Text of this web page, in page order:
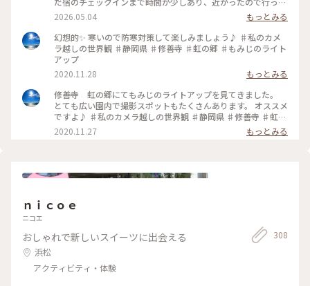
みました💡 修善寺虹の郷にはイギリス村、カナダ村、インデ
ィアン砦、フェアリーガーデン、日本庭園、伊豆の村、匠の村
などのエリアがあります。 なかなかの広さでかなり歩きます
が、季節によって、お花も色々楽しめるようです。 シャクナゲ
2026.05.04
もっとみる
幻想的✨ 寒いので防寒対策して楽しみましょう♪ ♯私のカメ
ラ越しの世界観 ♯静岡県 ♯修善寺 ♯虹の郷 ♯もみじのライト
アップ
2020.11.28
もっとみる
修善寺 虹の郷にてもみじのライトアップを見てきました。
とても広い園内で撮影スポットもたくさんあります。 オススメ
ですよ♪ ♯私のカメラ越しの世界観 ♯静岡県 ♯修善寺 ♯虹の
郷 ♯もみじのライトアップ ♯小さな秋
2020.11.27 もっとみる
ｎｉｃｏｅ
ニコエ
おしゃれで新しいスイーツに出会える
浜松
アクティビティ・体験
308